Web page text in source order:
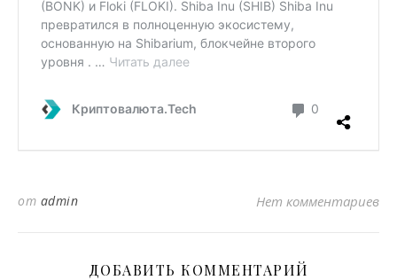
от admin Нет комментариев
ДОБАВИТЬ КОММЕНТАРИЙ